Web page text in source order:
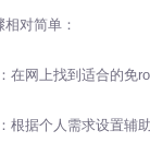
对简单：
：在网上找到适合的免
：根据个人需求设置辅